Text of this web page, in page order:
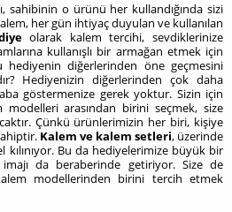
sahibinin o ürünü her kullandığında sizi
her gün ihtiyaç duyulan ve kullanılan
olarak kalem tercihi, sevdiklerinize
kullanışlı bir armağan etmek için
hediyenin diğerlerinden öne geçmesini
Hediyenizin diğerlerinden çok daha
göstermenize gerek yoktur. Sizin için
modelleri arasından birini seçmek, size
Çünkü ürünlerimizin her biri, kişiye
Kalem ve kalem setleri, üzerinde
kılınıyor. Bu da hediyelerimize büyük bir
da beraberinde getiriyor. Size de
modellerinden birini tercih etmek